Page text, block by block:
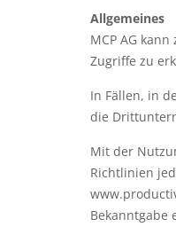
Allgemeines
MCP AG
Zugriffe zu
In Fällen, in
die
Mit der
Richtlinien
Bekanntgabe